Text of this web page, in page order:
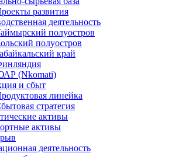
развития
деятельность
полуостров
полуостров
край
(Nkomati)
и сбыт
линейка
стратегия
активы
активы
деятельность